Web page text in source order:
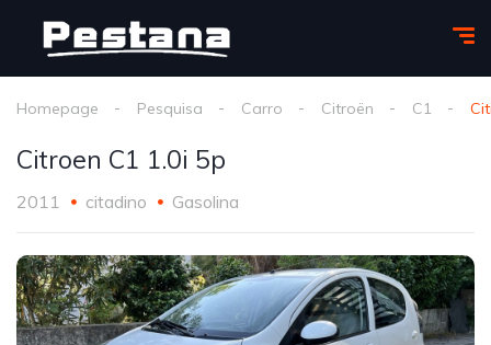
Homepage Pesquisa Carro Citroën C1
Citroen C1 1.0i 5p
2011 citadino Gasolina